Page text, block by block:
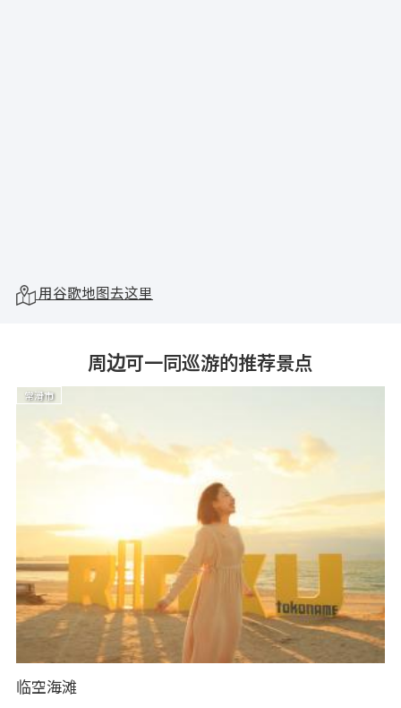
用谷歌地图去这里
周边可一同巡游的推荐景点
常滑市
临空海滩